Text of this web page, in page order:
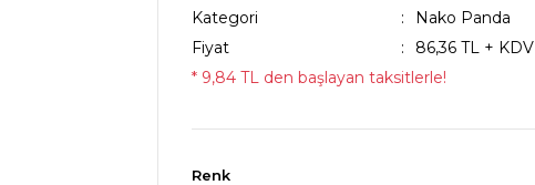
Kategori
Nako Panda
Fiyat
86,36 TL + KDV
* 9,84 TL den başlayan taksitlerle!
Renk